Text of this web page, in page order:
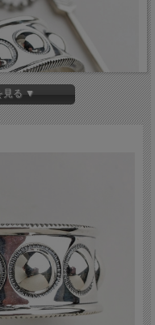
ジュエリー・アー
いる一人。アリゾ
のショーで『2008
賞した、コディー
見る ▼